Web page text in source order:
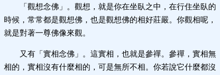
「觀想念佛」。觀想，就是你在坐臥之中，在行住坐臥的
時候，常常都是觀想佛，也是觀想佛的相好莊嚴。你觀相呢，
就是對著一尊佛像來觀。
又有「實相念佛」。這實相，也就是參禪。參禪，實相無
相的，實相沒有什麼相的，可是無所不相。你若說它什麼都沒